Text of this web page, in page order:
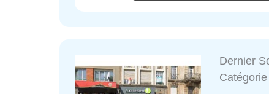
Dernier
Catégorie